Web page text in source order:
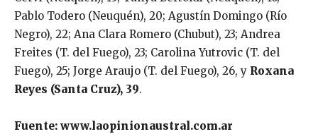
Pablo Todero (Neuquén), 20; Agustín Domingo (Río
Negro), 22; Ana Clara Romero (Chubut), 23; Andrea
Freites (T. del Fuego), 23; Carolina Yutrovic (T. del
Fuego), 25; Jorge Araujo (T. del Fuego), 26, y Roxana
Reyes (Santa Cruz), 39.
Fuente: www.laopinionaustral.com.ar